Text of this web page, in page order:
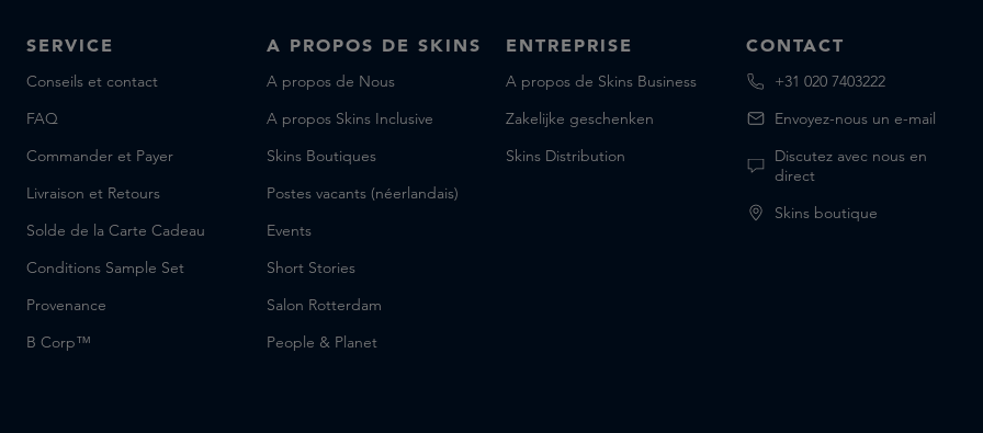
SERVICE
Conseils et contact
FAQ
Commander et Payer
Livraison et Retours
Solde de la Carte Cadeau
Conditions Sample Set
Provenance
B Corp™
A PROPOS DE SKINS
A propos de Nous
A propos Skins Inclusive
Skins Boutiques
Postes vacants (néerlandais)
Events
Short Stories
Salon Rotterdam
People & Planet
ENTREPRISE
A propos de Skins Business
Zakelijke geschenken
Skins Distribution
CONTACT
+31 020 7403222
Envoyez-nous un e-mail
Discutez avec nous en
direct
Skins boutique